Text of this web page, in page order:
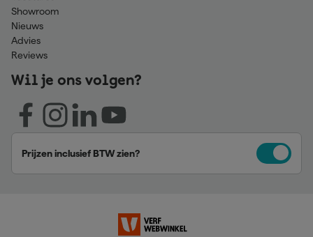
Showroom
Nieuws
Advies
Reviews
Wil je ons volgen?
Prijzen inclusief BTW zien?